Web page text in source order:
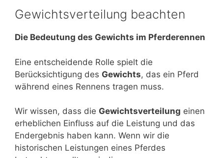
Gewichtsverteilung beachten
Die Bedeutung des Gewichts im Pferderennen
Eine entscheidende Rolle spielt die
Berücksichtigung des Gewichts, das ein Pferd
während eines Rennens tragen muss.
Wir wissen, dass die Gewichtsverteilung einen
erheblichen Einfluss auf die Leistung und das
Endergebnis haben kann. Wenn wir die
historischen Leistungen eines Pferdes